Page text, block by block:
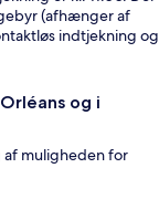
(afhænger af
indtjekning og
og i
af muligheden for